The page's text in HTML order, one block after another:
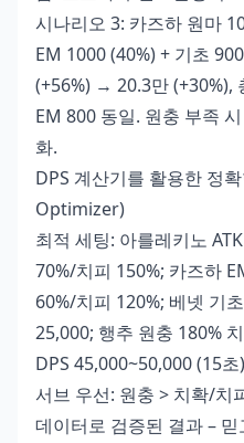
시나리오 3: 카즈하 원마
EM 1000 (40%) + 기초
(+56%) → 20.3만 (+30%),
EM 800 동일. 원충 부족
화.
DPS 계산기를 활용한 정
Optimizer)
최적 세팅: 아를레키노
70%/치피 150%; 카즈하
60%/치피 120%; 베넷 기
25,000; 행추 원충 180%
DPS 45,000~50,000 (15
서브 우선: 원충 > 치확/치
데이터로 검증된 결과 – 믿